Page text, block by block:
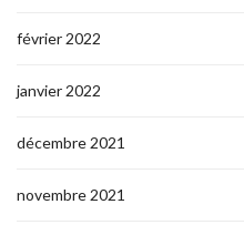
février 2022
janvier 2022
décembre 2021
novembre 2021